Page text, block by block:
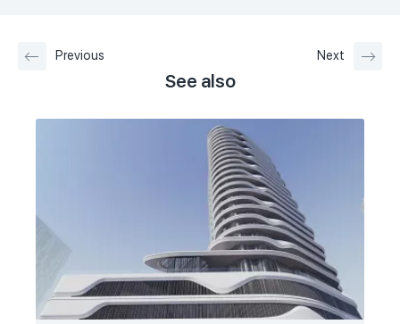
Previous Next
See also